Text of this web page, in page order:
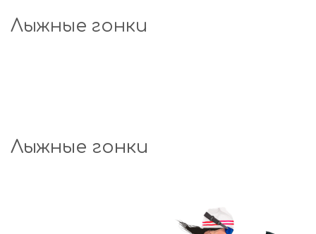
Лыжные гонки
Лыжные гонки